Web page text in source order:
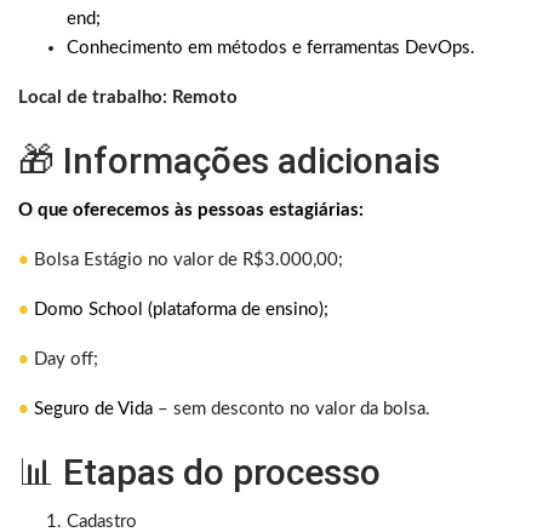
end;
Conhecimento em métodos e ferramentas DevOps.
Local de trabalho: Remoto
🎁 Informações adicionais
O que oferecemos às pessoas estagiárias:
• Bolsa Estágio no valor de R$3.000,00;
• Domo School (plataforma de ensino);
• Day off;
• Seguro de Vida – sem desconto no valor da bolsa.
📊 Etapas do processo
Cadastro